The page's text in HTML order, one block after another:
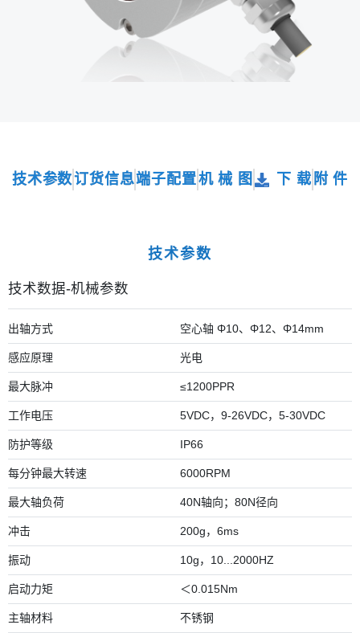
技术参数订货信息端子配置机 械 图 下 载 附 件
技术参数
技术数据-机械参数
出轴方式 空心轴 Φ10、Φ12、Φ14mm
感应原理 光电
最大脉冲 ≤1200PPR
工作电压 5VDC，9-26VDC，5-30VDC
防护等级 IP66
每分钟最大转速 6000RPM
最大轴负荷 40N轴向；80N径向
冲击 200g，6ms
振动 10g，10...2000HZ
启动力矩 ＜0.015Nm
主轴材料 不锈钢